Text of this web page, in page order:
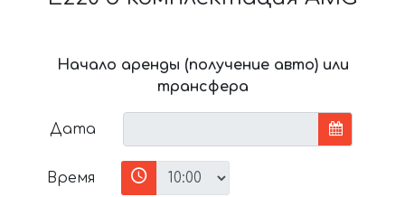
Начало аренды (получение авто) или
трансфера
Дата
Время